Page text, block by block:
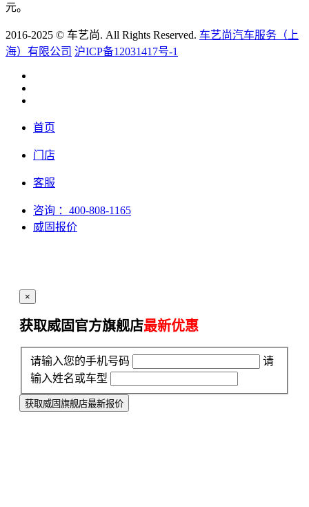
元。
2016-2025 © 车艺尚. All Rights Reserved. 车艺尚汽车服务（上
海）有限公司 沪ICP备12031417号-1
首页
门店
客服
咨询 ：400-808-1165
威固报价
×
获取威固官方旗舰店最新优惠
请输入您的手机号码
请
输入姓名或车型
获取威固旗舰店最新报价